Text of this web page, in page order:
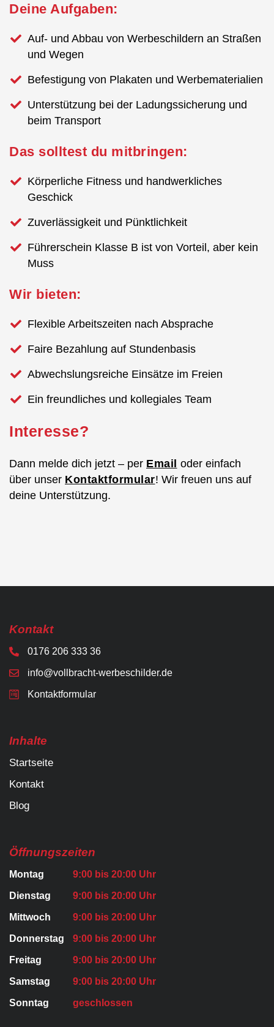
Deine Aufgaben:
Auf- und Abbau von Werbeschildern an Straßen
und Wegen
Befestigung von Plakaten und Werbematerialien
Unterstützung bei der Ladungssicherung und
beim Transport
Das solltest du mitbringen:
Körperliche Fitness und handwerkliches
Geschick
Zuverlässigkeit und Pünktlichkeit
Führerschein Klasse B ist von Vorteil, aber kein
Muss
Wir bieten:
Flexible Arbeitszeiten nach Absprache
Faire Bezahlung auf Stundenbasis
Abwechslungsreiche Einsätze im Freien
Ein freundliches und kollegiales Team
Interesse?
Dann melde dich jetzt – per Email oder einfach
über unser Kontaktformular! Wir freuen uns auf
deine Unterstützung.
Kontakt
0176 206 333 36
info@vollbracht-werbeschilder.de
Kontaktformular
Inhalte
Startseite
Kontakt
Blog
Öffnungszeiten
Montag 9:00 bis 20:00 Uhr
Dienstag 9:00 bis 20:00 Uhr
Mittwoch 9:00 bis 20:00 Uhr
Donnerstag 9:00 bis 20:00 Uhr
Freitag 9:00 bis 20:00 Uhr
Samstag 9:00 bis 20:00 Uhr
Sonntag geschlossen